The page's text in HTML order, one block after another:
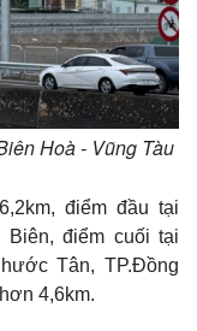
Hoà - Vũng Tàu
điểm đầu tại
điểm cuối tại
Tân, TP.Đồng
4,6km.